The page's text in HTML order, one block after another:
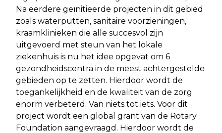
Na eerdere geïnitieerde projecten in dit gebied
zoals waterputten, sanitaire voorzieningen,
kraamklinieken die alle succesvol zijn
uitgevoerd met steun van het lokale
ziekenhuis is nu het idee opgevat om 6
gezondheidscentra in de meest achtergestelde
gebieden op te zetten. Hierdoor wordt de
toegankelijkheid en de kwaliteit van de zorg
enorm verbeterd. Van niets tot iets. Voor dit
project wordt een global grant van de Rotary
Foundation aangevraagd. Hierdoor wordt de